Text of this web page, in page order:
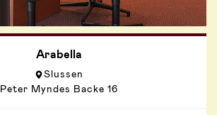
Arabella
Slussen
Peter Myndes Backe 16